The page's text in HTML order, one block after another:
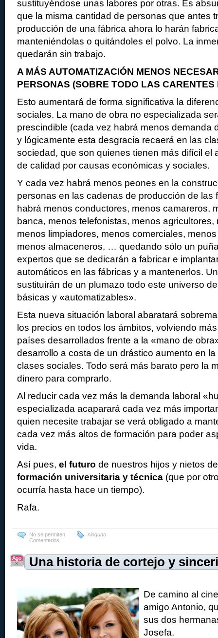
sustituyéndose unas labores por otras. Es
que la misma cantidad de personas que antes
producción de una fábrica ahora lo harán
manteniéndolas o quitándoles el polvo. La
quedarán sin trabajo.
A MÁS AUTOMATIZACIÓN MENOS
PERSONAS (SOBRE TODO LAS CARENTES
Esto aumentará de forma significativa la
sociales. La mano de obra no especializada
prescindible (cada vez habrá menos demanda
y lógicamente esta desgracia recaerá en las
sociedad, que son quienes tienen más difícil el
de calidad por causas económicas y sociales.
Y cada vez habrá menos peones en la
personas en las cadenas de producción de las
habrá menos conductores, menos camareros,
banca, menos telefonistas, menos
menos limpiadores, menos comerciales,
menos almaceneros, … quedando sólo un
expertos que se dedicarán a fabricar e
automáticos en las fábricas y a mantenerlos.
sustituirán de un plumazo todo este universo
básicas y «automatizables».
Esta nueva situación laboral abaratará
los precios en todos los ámbitos, volviendo
países desarrollados frente a la «mano de
desarrollo a costa de un drástico aumento en
clases sociales. Todo será más barato pero la
dinero para comprarlo.
Al reducir cada vez más la demanda laboral
especializada acaparará cada vez más
quien necesite trabajar se verá obligado a
cada vez más altos de formación para poder
vida.
Así pues, el futuro de nuestros hijos y nietos
formación universitaria y técnica (que por
ocurría hasta hace un tiempo).
Rafa.
No se permiten
Comentarios
ninguno
Una historia de cortejo y
Ago
3
De camino al
amigo Antonio,
sus dos
Josefa.